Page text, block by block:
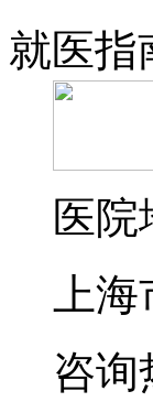
就医指
医院
上
咨询